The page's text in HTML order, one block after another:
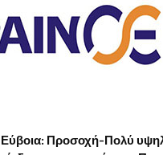
Εύβοια: Προσοχή-Πολύ